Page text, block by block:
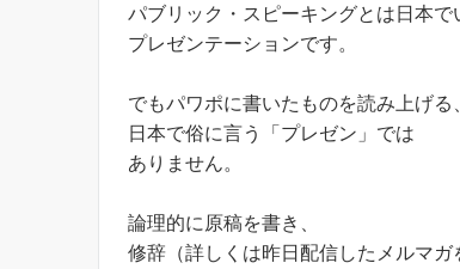
パブリック・スピーキングとは日本で
プレゼンテーションです。
でもパワポに書いたものを読み上げる、
日本で俗に言う「プレゼン」では
ありません。
論理的に原稿を書き、
修辞（詳しくは昨日配信したメルマガ